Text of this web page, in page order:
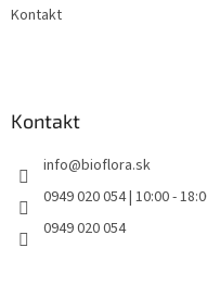
Kontakt
Kontakt
info@bioflora.sk
0949 020 054 | 10:00 -
0949 020 054